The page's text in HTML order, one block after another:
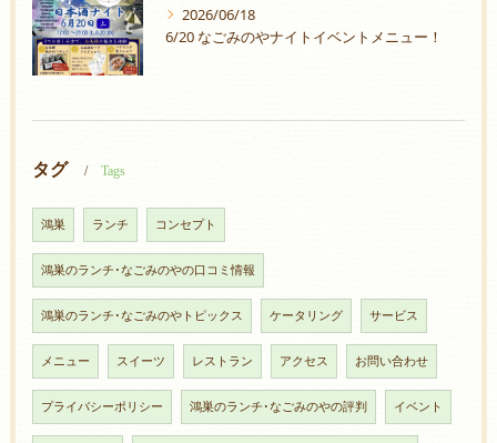
2026/06/18
6/20 なごみのやナイトイベントメニュー！
タグ Tags
鴻巣 ランチ コンセプト
鴻巣のランチ･なごみのやの口コミ情報
鴻巣のランチ･なごみのやトピックス ケータリング サービス
メニュー スイーツ レストラン アクセス お問い合わせ
プライバシーポリシー 鴻巣のランチ･なごみのやの評判 イベント